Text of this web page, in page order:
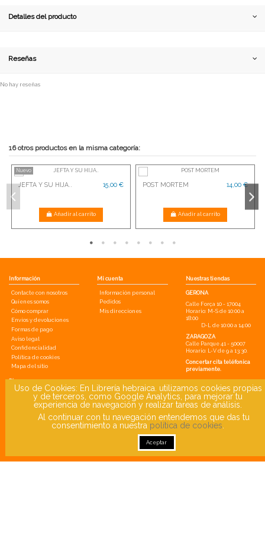
Detalles del producto
Reseñas
No hay reseñas
16 otros productos en la misma categoría:
Nuevo
JEFTA Y SU HIJA.. 15,00 €
Añadir al carrito
POST MORTEM 14,00 €
Añadir al carrito
Información
Contacte con nosotros
Quíenes somos
Cómo comprar
Envíos y devoluciones
Formas de pago
Aviso legal
Confidencialidad
Política de cookies
Mapa del sitio
Mi cuenta
Información personal
Pedidos
Mis direcciones
Nuestras tiendas
GERONA
Calle Força 10 - 17004
Horario: M-S de 10:00 a
18:00
D-L de 10:00 a 14:00
ZARAGOZA
Calle Parque 41 - 50007
Horario: L-V de 9 a 13:30.
Concertar cita teléfonica
previamente.
Síguenos
Uso de Cookies: En Librería hebraica. utilizamos cookies propias
y de terceros, como Google Analytics, para mejorar tu
experiencia de navegación y realizar tareas de análisis.
Al continuar con tu navegación entendemos que das tu
consentimiento a nuestra política de cookies
Aceptar